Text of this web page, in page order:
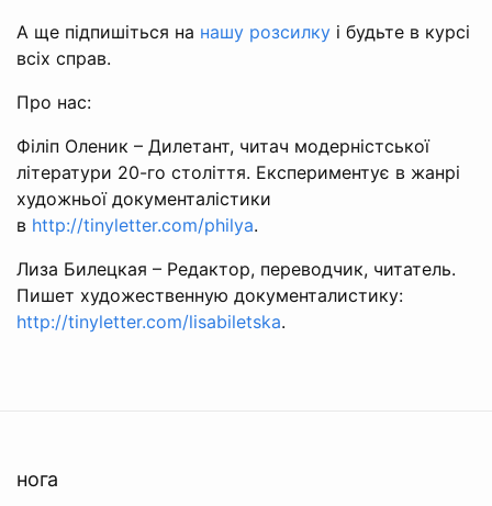
А ще підпишіться на нашу розсилку і будьте в курсі
всіх справ.
Про нас:
Філіп Оленик – Дилетант, читач модерністської
літератури 20-го століття. Експериментує в жанрі
художньої документалістики
в http://tinyletter.com/philya.
Лиза Билецкая – Редактор, переводчик, читатель.
Пишет художественную документалистику:
http://tinyletter.com/lisabiletska.
нога